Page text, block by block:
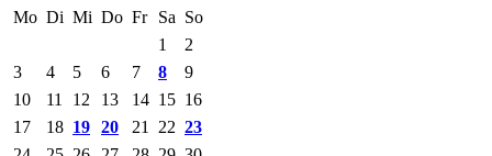
Mo Di Mi Do Fr Sa So
1
2
3
4 5 6 7 8
9
10
11 12 13 14 15 16
17
18 19 20 21 22 23